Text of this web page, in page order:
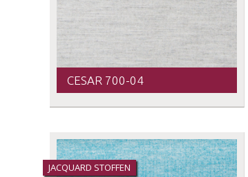
CESAR 700-04
JACQUARD STOFFEN